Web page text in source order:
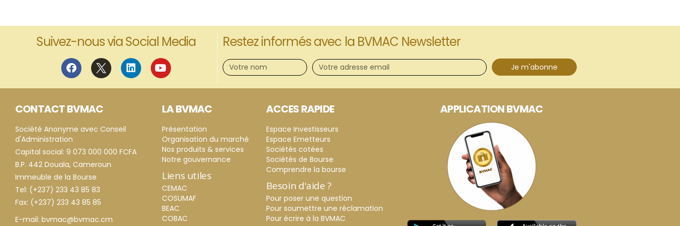
Suivez-nous via Social Media Restez informés avec la BVMAC Newsletter
Je m'abonne
CONTACT BVMAC
Société Anonyme avec Conseil
d'Administration
Capital social: 9 073 000 000 FCFA
B.P. 442 Douala, Cameroun
Immeuble de la Bourse
Tel: (+237) 233 43 85 83
Fax: (+237) 233 43 85 85
E-mail: bvmac@bvmac.cm
LA BVMAC
Présentation
Organisation du marché
Nos produits & services
Notre gouvernance
Liens utiles
CEMAC
COSUMAF
BEAC
COBAC
ACCES RAPIDE
Espace Investisseurs
Espace Emetteurs
Sociétés cotées
Sociétés de Bourse
Comprendre la bourse
Besoin d'aide ?
Pour poser une question
Pour soumettre une réclamation
Pour écrire à la BVMAC
APPLICATION BVMAC